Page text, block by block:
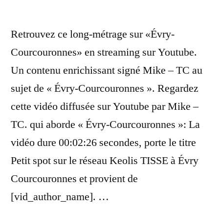
Retrouvez ce long-métrage sur «Évry-
Courcouronnes» en streaming sur Youtube.
Un contenu enrichissant signé Mike – TC au
sujet de « Évry-Courcouronnes ». Regardez
cette vidéo diffusée sur Youtube par Mike –
TC. qui aborde « Évry-Courcouronnes »: La
vidéo dure 00:02:26 secondes, porte le titre
Petit spot sur le réseau Keolis TISSE à Évry
Courcouronnes et provient de
[vid_author_name]. …